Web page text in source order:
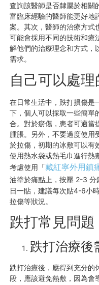
查詢該醫師是否隸屬於相關
富臨床經驗的醫師能更好地
案。其次，醫師的治療方式
可能會採用不同的技術和療
解他們的治療理念和方式，
需求。
自己可以處
在日常生活中，跌打損傷是
下，個人可以採取一些簡單
合。對於瘀傷，患者可適當
腫脹。另外，不要過度使用
於拉傷，初期的冰敷可以有
使用熱水袋或熱毛巾進行熱
考慮使用「藏紅寧外用鎮
油塗於痛點上，按壓 2-3 分
日一貼，建議每次貼4-6小
拉傷等狀況。
跌打常見問題
跌打治療後
跌打治療後，應得到充分的
段，應該避免熱敷，因為會